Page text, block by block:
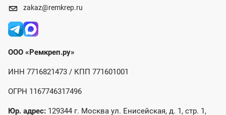
zakaz@remkrep.ru
ООО «Ремкреп.ру»
ИНН 7716821473 / КПП 771601001
ОГРН 1167746317496
Юр. адрес: 129344 г. Москва ул. Енисейская, д. 1, стр. 1,